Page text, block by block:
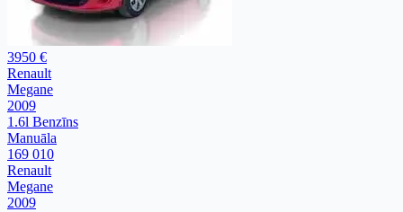
3950 €
Renault
Megane
2009
1.6l Benzīns
Manuāla
169 010
Renault
Megane
2009